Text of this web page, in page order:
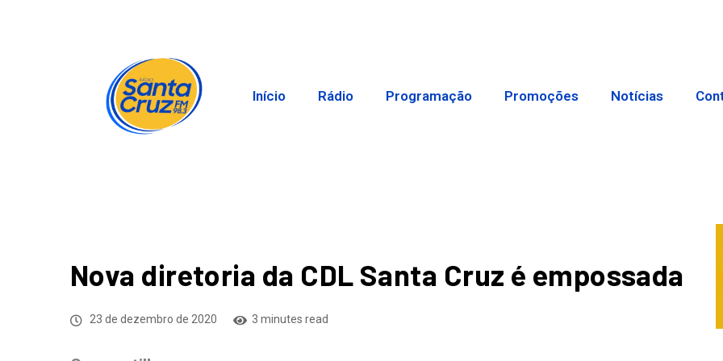
Início Rádio Programação Promoções Notícias
Nova diretoria da CDL Santa Cruz é empossada
23 de dezembro de 2020 3 minutes read